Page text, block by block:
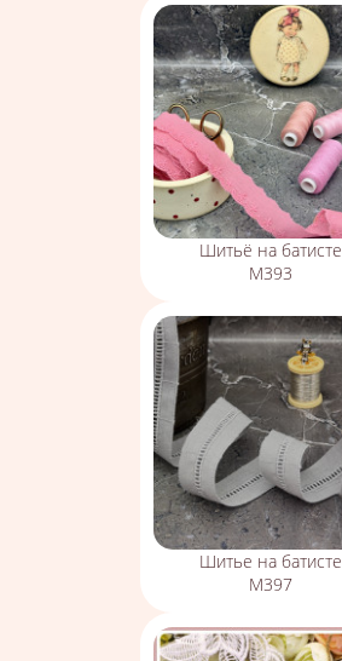
Шитьё на батисте
М393
Шитье на батисте
М397